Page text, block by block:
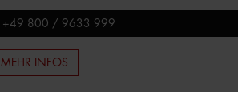
+49 800 / 9633 999
MEHR INFOS